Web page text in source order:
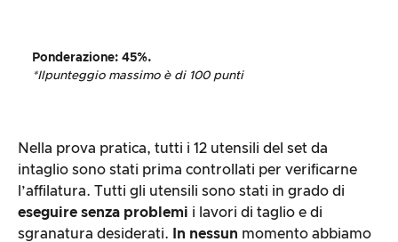
Ponderazione: 45%.
*Ilpunteggio massimo è di 100 punti
Nella prova pratica, tutti i 12 utensili del set da
intaglio sono stati prima controllati per verificarne
l’affilatura. Tutti gli utensili sono stati in grado di
eseguire senza problemi i lavori di taglio e di
sgranatura desiderati.
In nessun momento abbiamo